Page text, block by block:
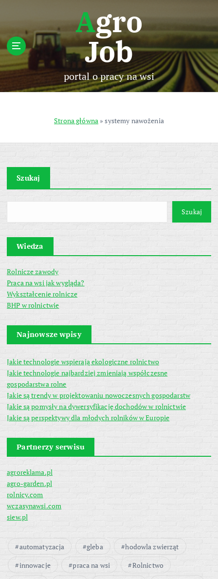
p
t
c
n
Agro
Job
portal o pracy na wsi
Strona główna »systemy nawożenia
Szukaj
Szukaj
Wiedza
Rolnicze zawody
Praca na wsi jak wygląda?
Wykształcenie rolnicze
BHP w rolnictwie
Najnowsze wpisy
Jakie technologie wspierają ekologiczne rolnictwo
Jakie technologie najbardziej zmieniają współczesne
gospodarstwa rolne
Jakie są trendy w projektowaniu nowoczesnych gospodarstw
Jakie są pomysły na dywersyfikację dochodów w rolnictwie
Jakie są perspektywy dla młodych rolników w Europie
Partnerzy serwisu
agroreklama.pl
agro-garden.pl
rolnicy.com
wczasynawsi.com
siew.pl
automatyzacja gleba
hodowla zwierząt
innowacje
praca na wsi
Rolnictwo